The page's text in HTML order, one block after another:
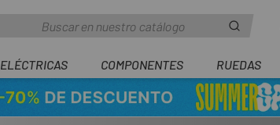
ELÉCTRICAS COMPONENTES RUEDAS